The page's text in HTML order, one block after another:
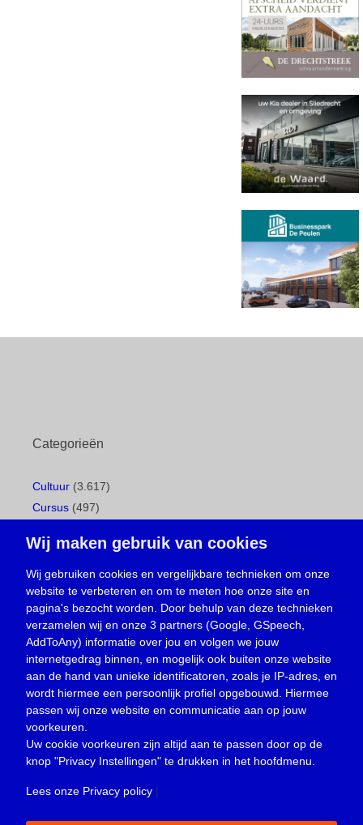
Categorieën
Cultuur (3.617)
Cursus (497)
Gemeentepagina(104)
Ingezonden brief(537)
Media(156)
Nieuws (23.329)
Oproep(734)
Overlijden(39)
Podcast(18)
prijsvraag (5)
Religie (1.438)
Service(226)
Wij maken gebruik van cookies
Wij gebruiken cookies en vergelijkbare technieken om onze
website te verbeteren en om te meten hoe onze site en
pagina's bezocht worden. Door behulp van deze technieken
verzamelen wij en onze 3 partners (Google, GSpeech,
AddToAny) informatie over jou en volgen we jouw
internetgedrag binnen, en mogelijk ook buiten onze website
aan de hand van unieke identificatoren, zoals je IP-adres, en
wordt hiermee een persoonlijk profiel opgebouwd. Hiermee
passen wij onze website en communicatie aan op jouw
voorkeuren.
Uw cookie voorkeuren zijn altijd aan te passen door op de
knop "Privacy Instellingen" te drukken in het hoofdmenu.
Lees onze Privacy policy |